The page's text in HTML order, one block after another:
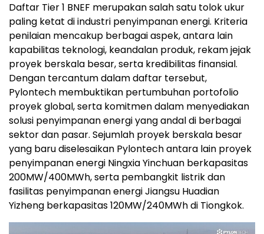
Daftar Tier 1 BNEF merupakan salah satu tolok ukur
paling ketat di industri penyimpanan energi. Kriteria
penilaian mencakup berbagai aspek, antara lain
kapabilitas teknologi, keandalan produk, rekam jejak
proyek berskala besar, serta kredibilitas finansial.
Dengan tercantum dalam daftar tersebut,
Pylontech membuktikan pertumbuhan portofolio
proyek global, serta komitmen dalam menyediakan
solusi penyimpanan energi yang andal di berbagai
sektor dan pasar. Sejumlah proyek berskala besar
yang baru diselesaikan Pylontech antara lain proyek
penyimpanan energi Ningxia Yinchuan berkapasitas
200MW/400MWh, serta pembangkit listrik dan
fasilitas penyimpanan energi Jiangsu Huadian
Yizheng berkapasitas 120MW/240MWh di Tiongkok.